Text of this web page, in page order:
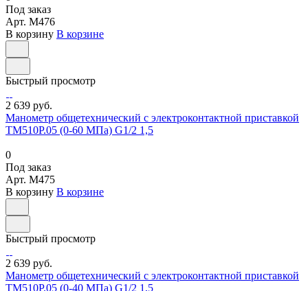
Под заказ
Арт. M476
В корзину В корзине
Быстрый просмотр
2 639 руб.
Манометр общетехнический с электроконтактной приставкой
ТМ510Р.05 (0-60 МПа) G1/2 1,5
0
Под заказ
Арт. M475
В корзину В корзине
Быстрый просмотр
2 639 руб.
Манометр общетехнический с электроконтактной приставкой
ТМ510Р.05 (0-40 МПа) G1/2 1,5